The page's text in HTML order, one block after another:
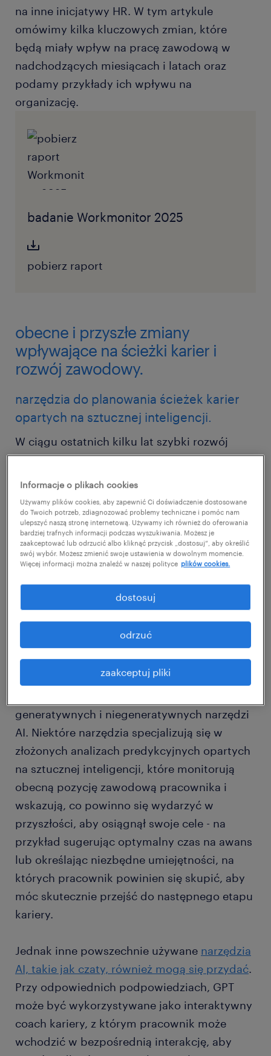
na inne inicjatywy HR. W tym artykule
omówimy kilka kluczowych zmian, które
będą miały wpływ na pracę zawodową w
nadchodzących miesiącach i latach oraz
podamy przykłady ich wpływu na
organizację.
badanie Workmonitor 2025
pobierz raport
obecne i przyszłe zmiany
wpływające na ścieżki karier i
rozwój zawodowy.
narzędzia do planowania ścieżek karier
opartych na sztucznej inteligencji.
W ciągu ostatnich kilku lat szybki rozwój
generatywnej i niegeneratywnej sztucznej
inteligencji
znacząco wpłynął na naszą pracę i
życie prywatne
. Narzędzia AI są świetne w
analizowaniu dużych ilości złożonych
informacji i tworzeniu dokładnych,
pomocnych spostrzeżeń i sugestii. Sprawia
to, że technologia ta jest cennym atutem
podczas planowania kariery, gdzie
doświadczenie zawodowe, zainteresowania i
umiejętności pracownika muszą być wzięte
pod uwagę, aby zasugerować najbardziej
odpowiedni i skuteczny plan przyszłej kariery.
generatywnych i niegeneratywnych narzędzi
AI. Niektóre narzędzia specjalizują się w
złożonych analizach predykcyjnych opartych
na sztucznej inteligencji, które monitorują
obecną pozycję zawodową pracownika i
wskazują, co powinno się wydarzyć w
przyszłości, aby osiągnął swoje cele - na
przykład sugerując optymalny czas na awans
lub określając niezbędne umiejętności, na
których pracownik powinien się skupić, aby
móc skutecznie przejść do następnego etapu
kariery.
Jednak inne powszechnie używane narzędzia
AI, takie jak czaty, również mogą się przydać.
Przy odpowiednich podpowiedziach, GPT
może być wykorzystywane jako interaktywny
coach kariery, z którym pracownik może
wchodzić w bezpośrednią interakcję, aby
Informacje o plikach cookies
Używamy plików cookies, aby zapewnić Ci doświadczenie dostosowane
do Twoich potrzeb, zdiagnozować problemy techniczne i pomóc nam
ulepszyć naszą stronę internetową. Używamy ich również do oferowania
bardziej trafnych informacji podczas wyszukiwania. Możesz je
zaakceptować lub odrzucić albo kliknąć przycisk „dostosuj”, aby określić
swój wybór. Możesz zmienić swoje ustawienia w dowolnym momencie.
Więcej informacji można znaleźć w naszej polityce plików cookies.
zaakceptuj pliki
odrzuć
dostosuj